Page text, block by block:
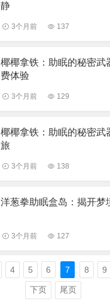
静
3个月前 137
椰椰拿铁：助眠的秘密武
费体验
3个月前 129
椰椰拿铁：助眠的秘密武
旅
3个月前 138
洋葱拳助眠盒岛：揭开梦
3个月前 127
4 5 6 7 8 9
下页 尾页